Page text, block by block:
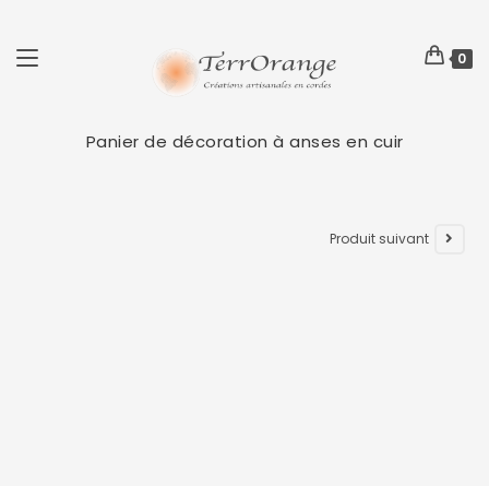
0
Panier de décoration à anses en cuir
Produit suivant